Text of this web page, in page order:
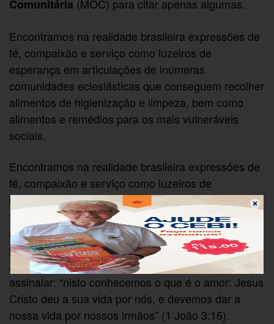
Comunitária (MOC) para citar apenas algumas.
Encontramos na realidade brasileira expressões de
fé, compaixão e serviço como luzeiros de
esperança em articulações de inúmeras
comunidades eclesiásticas que conseguem recolher
alimentos de higienização e limpeza, bem como
alimentos e remédios para os mais vulneráveis
sociais.
Encontramos na realidade brasileira expressões de
fé, compaixão e serviço como luzeiros de
esperança quando uma rede solidária protege
familiares e vizinhos idosos com idas aos
supermercados, às farmácias e aos bancos. Nessa
proteção e amorosidade a face de Deus é revelada.
Assim, podemos rememorar a narrativa bíblica ao
assinalar: “nisto conhecemos o que é o amor: Jesus
Cristo deu a sua vida por nós, e devemos dar a
nossa vida por nossos irmãos” (1 João 3:16).